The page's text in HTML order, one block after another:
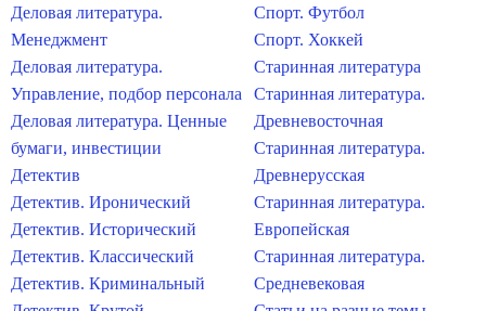
Деловая литература.
Менеджмент
Деловая литература.
Управление, подбор персонала
Деловая литература. Ценные
бумаги, инвестиции
Детектив
Детектив. Иронический
Детектив. Исторический
Детектив. Классический
Детектив. Криминальный
Спорт. Футбол
Спорт. Хоккей
Старинная литература
Старинная литература.
Древневосточная
Старинная литература.
Древнерусская
Старинная литература.
Европейская
Старинная литература.
Средневековая